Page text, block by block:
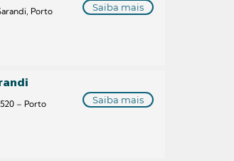
Porto
Saiba mais
– Porto
Saiba mais